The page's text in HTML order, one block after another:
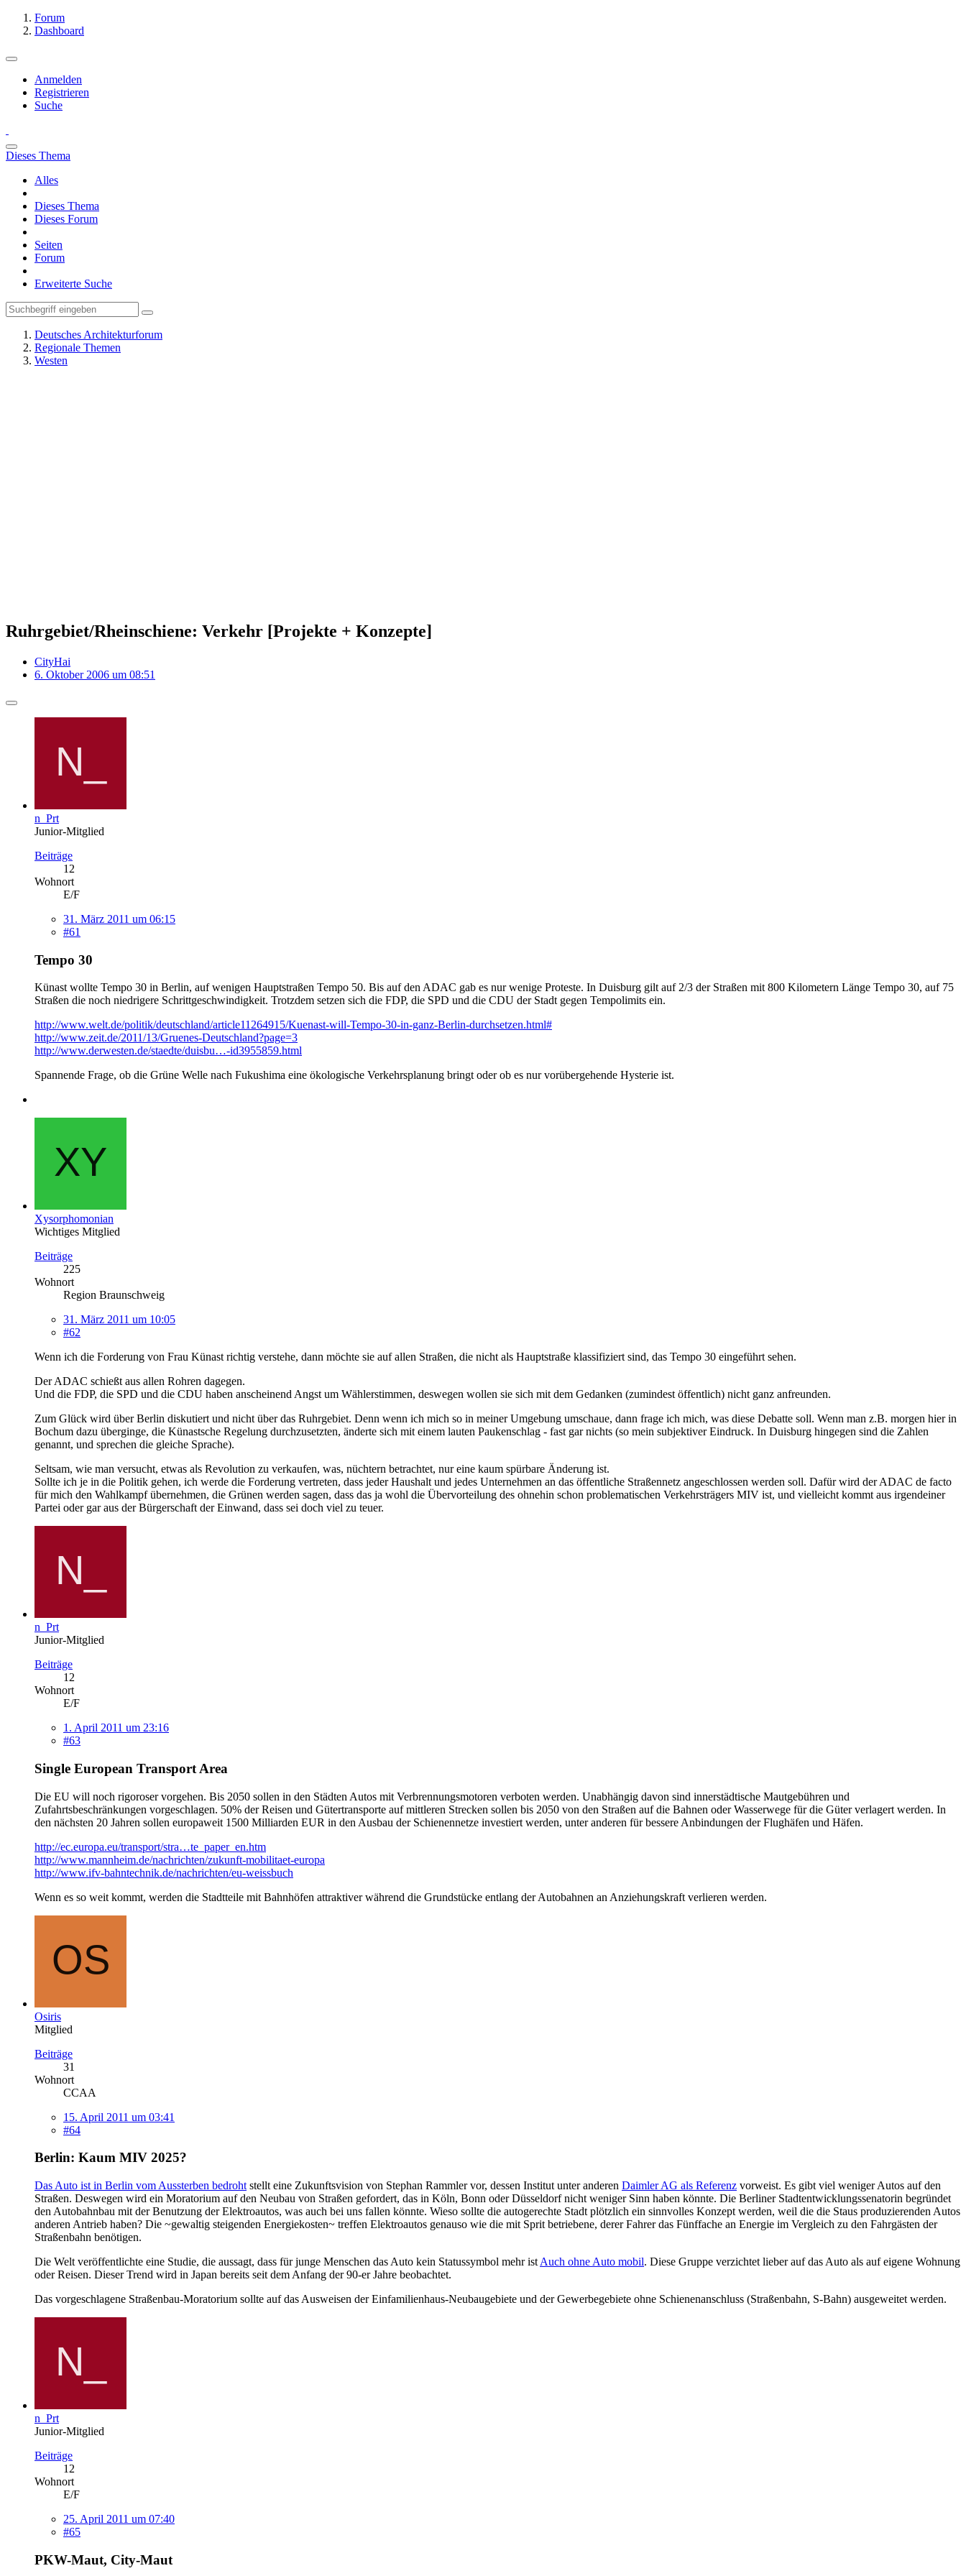
Forum
Dashboard
Anmelden
Registrieren
Suche
Dieses Thema
Alles
Dieses Thema
Dieses Forum
Seiten
Forum
Erweiterte Suche
Deutsches Architekturforum
Regionale Themen
Westen
Ruhrgebiet/Rheinschiene: Verkehr [Projekte + Konzepte]
CityHai
6. Oktober 2006 um 08:51
n_Prt
Junior-Mitglied
Beiträge
12
Wohnort
E/F
31. März 2011 um 06:15
#61
Tempo 30
Künast wollte Tempo 30 in Berlin, auf wenigen Hauptstraßen Tempo 50. Bis auf den ADAC gab es nur wenige Proteste. In Duisburg gilt auf 2/3 der Straßen mit 800 Kilometern Länge Tempo 30, auf 75
Straßen die noch niedrigere Schrittgeschwindigkeit. Trotzdem setzen sich die FDP, die SPD und die CDU der Stadt gegen Tempolimits ein.
http://www.welt.de/politik/deutschland/article11264915/Kuenast-will-Tempo-30-in-ganz-Berlin-durchsetzen.html#
http://www.zeit.de/2011/13/Gruenes-Deutschland?page=3
http://www.derwesten.de/staedte/duisbu…-id3955859.html
Spannende Frage, ob die Grüne Welle nach Fukushima eine ökologische Verkehrsplanung bringt oder ob es nur vorübergehende Hysterie ist.
Xysorphomonian
Wichtiges Mitglied
Beiträge
225
Wohnort
Region Braunschweig
31. März 2011 um 10:05
#62
Wenn ich die Forderung von Frau Künast richtig verstehe, dann möchte sie auf allen Straßen, die nicht als Hauptstraße klassifiziert sind, das Tempo 30 eingeführt sehen.
Der ADAC schießt aus allen Rohren dagegen.
Und die FDP, die SPD und die CDU haben anscheinend Angst um Wählerstimmen, deswegen wollen sie sich mit dem Gedanken (zumindest öffentlich) nicht ganz anfreunden.
Zum Glück wird über Berlin diskutiert und nicht über das Ruhrgebiet. Denn wenn ich mich so in meiner Umgebung umschaue, dann frage ich mich, was diese Debatte soll. Wenn man z.B. morgen hier in
Bochum dazu überginge, die Künastsche Regelung durchzusetzten, änderte sich mit einem lauten Paukenschlag - fast gar nichts (so mein subjektiver Eindruck. In Duisburg hingegen sind die Zahlen
genannt, und sprechen die gleiche Sprache).
Seltsam, wie man versucht, etwas als Revolution zu verkaufen, was, nüchtern betrachtet, nur eine kaum spürbare Änderung ist.
Sollte ich je in die Politik gehen, ich werde die Forderung vertreten, dass jeder Haushalt und jedes Unternehmen an das öffentliche Straßennetz angeschlossen werden soll. Dafür wird der ADAC de facto
für mich den Wahlkampf übernehmen, die Grünen werden sagen, dass das ja wohl die Übervorteilung des ohnehin schon problematischen Verkehrsträgers MIV ist, und vielleicht kommt aus irgendeiner
Partei oder gar aus der Bürgerschaft der Einwand, dass sei doch viel zu teuer.
n_Prt
Junior-Mitglied
Beiträge
12
Wohnort
E/F
1. April 2011 um 23:16
#63
Single European Transport Area
Die EU will noch rigoroser vorgehen. Bis 2050 sollen in den Städten Autos mit Verbrennungsmotoren verboten werden. Unabhängig davon sind innerstädtische Mautgebühren und
Zufahrtsbeschränkungen vorgeschlagen. 50% der Reisen und Gütertransporte auf mittleren Strecken sollen bis 2050 von den Straßen auf die Bahnen oder Wasserwege für die Güter verlagert werden. In
den nächsten 20 Jahren sollen europaweit 1500 Milliarden EUR in den Ausbau der Schienennetze investiert werden, unter anderen für bessere Anbindungen der Flughäfen und Häfen.
http://ec.europa.eu/transport/stra…te_paper_en.htm
http://www.mannheim.de/nachrichten/zukunft-mobilitaet-europa
http://www.ifv-bahntechnik.de/nachrichten/eu-weissbuch
Wenn es so weit kommt, werden die Stadtteile mit Bahnhöfen attraktiver während die Grundstücke entlang der Autobahnen an Anziehungskraft verlieren werden.
Osiris
Mitglied
Beiträge
31
Wohnort
CCAA
15. April 2011 um 03:41
#64
Berlin: Kaum MIV 2025?
Das Auto ist in Berlin vom Aussterben bedroht stellt eine Zukunftsvision von Stephan Rammler vor, dessen Institut unter anderen Daimler AG als Referenz vorweist. Es gibt viel weniger Autos auf den
Straßen. Deswegen wird ein Moratorium auf den Neubau von Straßen gefordert, das in Köln, Bonn oder Düsseldorf nicht weniger Sinn haben könnte. Die Berliner Stadtentwicklungssenatorin begründet
den Autobahnbau mit der Benutzung der Elektroautos, was auch bei uns fallen könnte. Wieso sollte die autogerechte Stadt plötzlich ein sinnvolles Konzept werden, weil die die Staus produzierenden Autos
anderen Antrieb haben? Die ~gewaltig steigenden Energiekosten~ treffen Elektroautos genauso wie die mit Sprit betriebene, derer Fahrer das Fünffache an Energie im Vergleich zu den Fahrgästen der
Straßenbahn benötigen.
Die Welt veröffentlichte eine Studie, die aussagt, dass für junge Menschen das Auto kein Statussymbol mehr ist Auch ohne Auto mobil. Diese Gruppe verzichtet lieber auf das Auto als auf eigene Wohnung
oder Reisen. Dieser Trend wird in Japan bereits seit dem Anfang der 90-er Jahre beobachtet.
Das vorgeschlagene Straßenbau-Moratorium sollte auf das Ausweisen der Einfamilienhaus-Neubaugebiete und der Gewerbegebiete ohne Schienenanschluss (Straßenbahn, S-Bahn) ausgeweitet werden.
n_Prt
Junior-Mitglied
Beiträge
12
Wohnort
E/F
25. April 2011 um 07:40
#65
PKW-Maut, City-Maut